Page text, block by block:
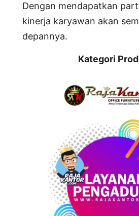
Dengan mendapatkan
kinerja karyawan akan
depannya.
Kategori